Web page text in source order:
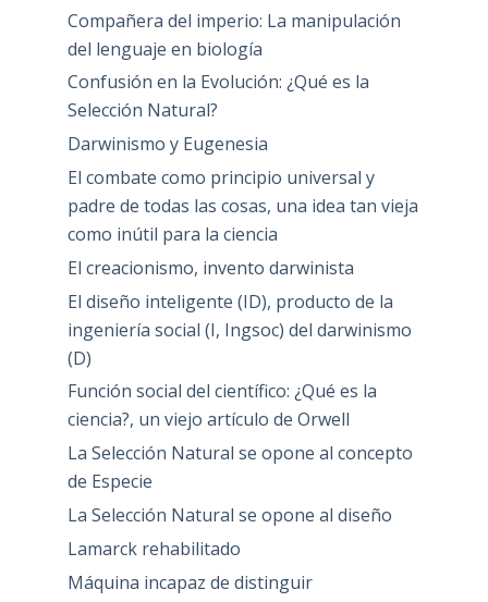
Compañera del imperio: La manipulación
del lenguaje en biología
Confusión en la Evolución: ¿Qué es la
Selección Natural?
Darwinismo y Eugenesia
El combate como principio universal y
padre de todas las cosas, una idea tan vieja
como inútil para la ciencia
El creacionismo, invento darwinista
El diseño inteligente (ID), producto de la
ingeniería social (I, Ingsoc) del darwinismo
(D)
Función social del científico: ¿Qué es la
ciencia?, un viejo artículo de Orwell
La Selección Natural se opone al concepto
de Especie
La Selección Natural se opone al diseño
Lamarck rehabilitado
Máquina incapaz de distinguir